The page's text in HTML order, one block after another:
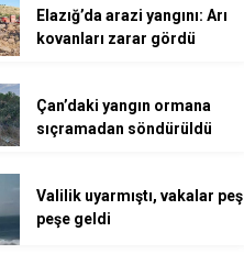
Elazığ’da arazi yangını: Arı
kovanları zarar gördü
Çan’daki yangın ormana
sıçramadan söndürüldü
Valilik uyarmıştı, vakalar peş
peşe geldi